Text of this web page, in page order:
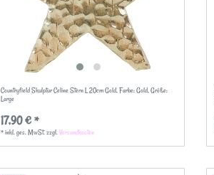
Countryfield Skulptur Celine Stern L 20cm Gold, Farbe: Gold, Größe:
Large
17,90 € *
*inkl. ges. MwSt.zzgl.Versandkosten